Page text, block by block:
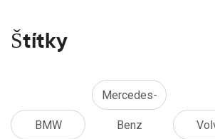
Štítky
BMW
Mercedes-
Benz